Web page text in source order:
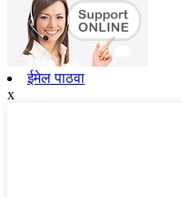
ईमेल पाठवा
x